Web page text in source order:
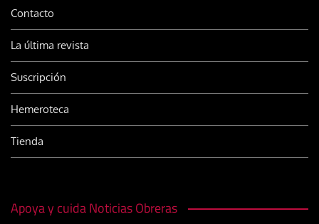
Contacto
La última revista
Suscripción
Hemeroteca
Tienda
Apoya y cuida Noticias Obreras